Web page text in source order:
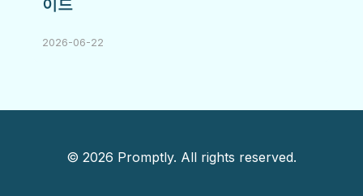
이드
2026-06-22
© 2026 Promptly. All rights reserved.